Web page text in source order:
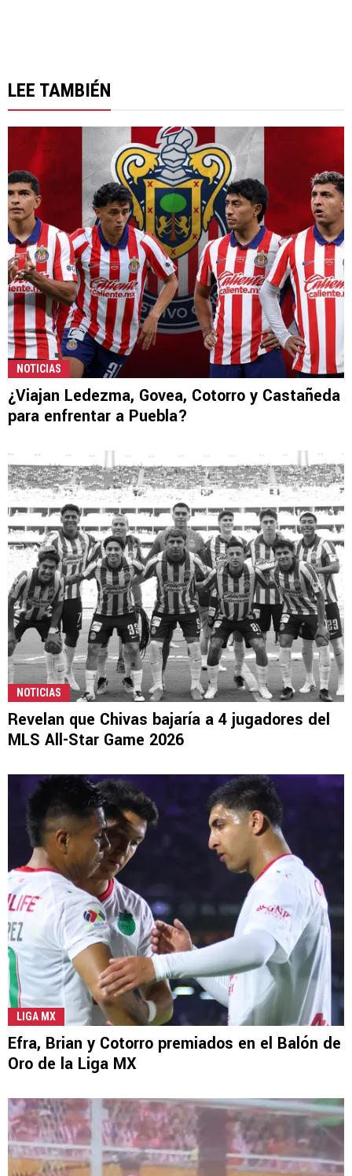
LEE TAMBIÉN
NOTICIAS
¿Viajan Ledezma, Govea, Cotorro y Castañeda
para enfrentar a Puebla?
NOTICIAS
Revelan que Chivas bajaría a 4 jugadores del
MLS All-Star Game 2026
LIGA MX
Efra, Brian y Cotorro premiados en el Balón de
Oro de la Liga MX